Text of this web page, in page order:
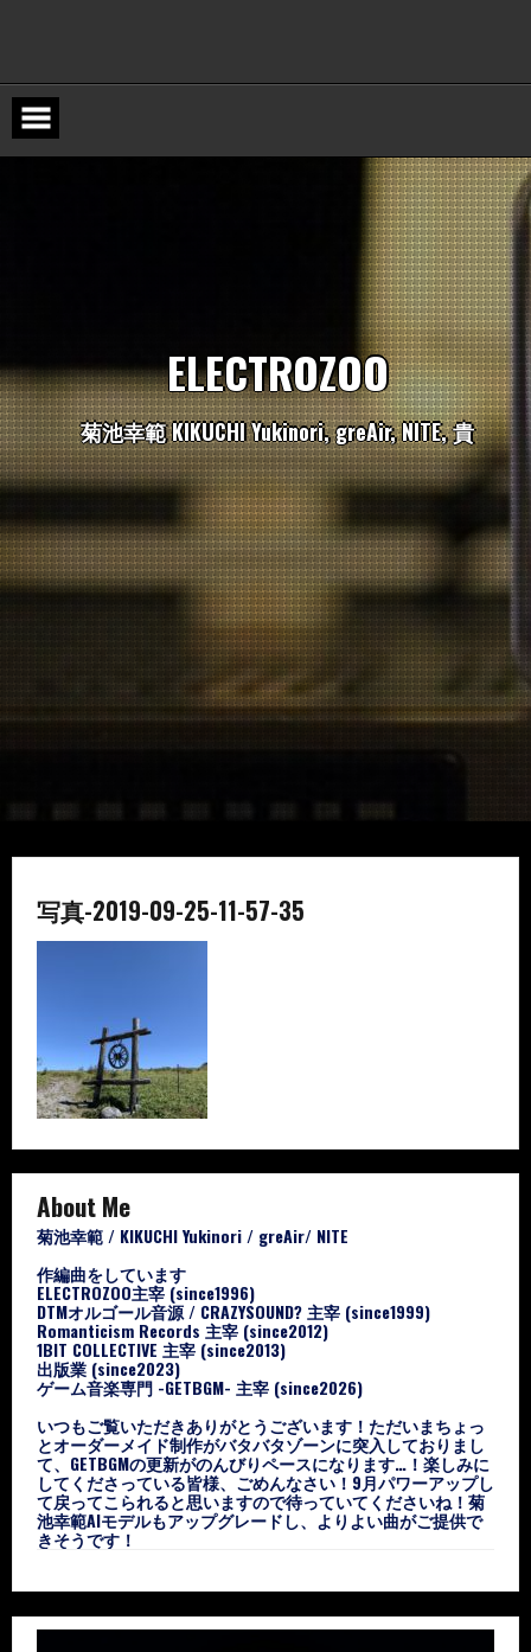
ELECTROZOO
菊池幸範KIKUCHIYukinori,greAir,NITE,貴
写真-2019-09-25-11-57-35
About Me
菊池幸範 / KIKUCHI Yukinori / greAir/ NITE
作編曲をしています
ELECTROZOO主宰 (since1996)
DTMオルゴール音源 / CRAZYSOUND? 主宰 (since1999)
Romanticism Records 主宰 (since2012)
1BIT COLLECTIVE 主宰 (since2013)
出版業 (since2023)
ゲーム音楽専門 -GETBGM- 主宰 (since2026)
いつもご覧いただきありがとうございます！ただいまちょっ
とオーダーメイド制作がバタバタゾーンに突入しておりまし
て、GETBGMの更新がのんびりペースになります…！楽しみに
してくださっている皆様、ごめんなさい！9月パワーアップし
て戻ってこられると思いますので待っていてくださいね！菊
池幸範AIモデルもアップグレードし、よりよい曲がご提供で
きそうです！